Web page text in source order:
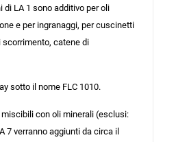
di LA 1 sono additivo per oli
e per ingranaggi, per cuscinetti
scorrimento, catene di
sotto il nome FLC 1010.
con oli minerali (esclusi:
7 verranno aggiunti da circa il